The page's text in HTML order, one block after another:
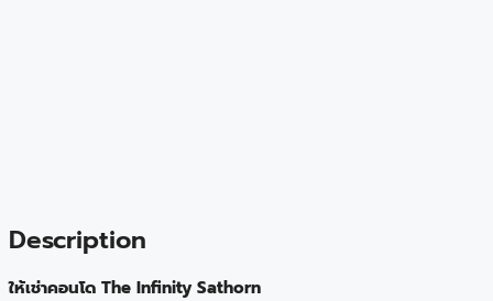
Description
ให้เช่าคอนโด The Infinity Sathorn